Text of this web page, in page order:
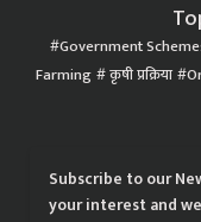
Government
Farming कृषी प्रक्रिया
your interest and
latest updates